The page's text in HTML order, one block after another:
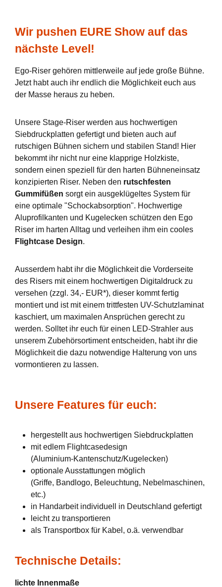
Wir pushen EURE Show auf das
nächste Level!
Ego-Riser gehören mittlerweile auf jede große Bühne.
Jetzt habt auch ihr endlich die Möglichkeit euch aus
der Masse heraus zu heben.
Unsere Stage-Riser werden aus hochwertigen
Siebdruckplatten gefertigt und bieten auch auf
rutschigen Bühnen sichern und stabilen Stand! Hier
bekommt ihr nicht nur eine klapprige Holzkiste,
sondern einen speziell für den harten Bühneneinsatz
konzipierten Riser. Neben den rutschfesten
Gummifüßen sorgt ein ausgeklügeltes System für
eine optimale "Schockabsorption". Hochwertige
Aluprofilkanten und Kugelecken schützen den Ego
Riser im harten Alltag und verleihen ihm ein cooles
Flightcase Design.
Ausserdem habt ihr die Möglichkeit die Vorderseite
des Risers mit einem hochwertigen Digitaldruck zu
versehen (zzgl. 34,- EUR*), dieser kommt fertig
montiert und ist mit einem trittfesten UV-Schutzlaminat
kaschiert, um maximalen Ansprüchen gerecht zu
werden. Solltet ihr euch für einen LED-Strahler aus
unserem Zubehörsortiment entscheiden, habt ihr die
Möglichkeit die dazu notwendige Halterung von uns
vormontieren zu lassen.
Unsere Features für euch:
hergestellt aus hochwertigen Siebdruckplatten
mit edlem Flightcasedesign
(Aluminium-Kantenschutz/Kugelecken)
optionale Ausstattungen möglich
(Griffe, Bandlogo, Beleuchtung, Nebelmaschinen,
etc.)
in Handarbeit individuell in Deutschland gefertigt
leicht zu transportieren
als Transportbox für Kabel, o.ä. verwendbar
Technische Details:
lichte Innenmaße